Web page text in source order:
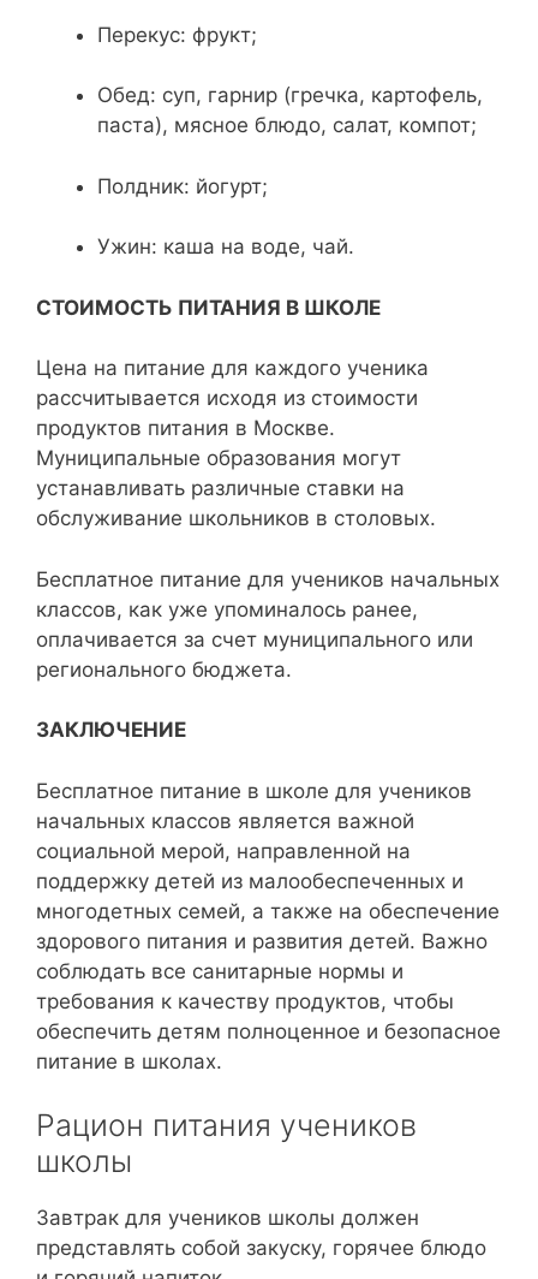
Перекус: фрукт;
Обед: суп, гарнир (гречка, картофель,
паста), мясное блюдо, салат, компот;
Полдник: йогурт;
Ужин: каша на воде, чай.
СТОИМОСТЬ ПИТАНИЯ В ШКОЛЕ
Цена на питание для каждого ученика
рассчитывается исходя из стоимости
продуктов питания в Москве.
Муниципальные образования могут
устанавливать различные ставки на
обслуживание школьников в столовых.
Бесплатное питание для учеников начальных
классов, как уже упоминалось ранее,
оплачивается за счет муниципального или
регионального бюджета.
ЗАКЛЮЧЕНИЕ
Бесплатное питание в школе для учеников
начальных классов является важной
социальной мерой, направленной на
поддержку детей из малообеспеченных и
многодетных семей, а также на обеспечение
здорового питания и развития детей. Важно
соблюдать все санитарные нормы и
требования к качеству продуктов, чтобы
обеспечить детям полноценное и безопасное
питание в школах.
Рацион питания учеников
школы
Завтрак для учеников школы должен
представлять собой закуску, горячее блюдо